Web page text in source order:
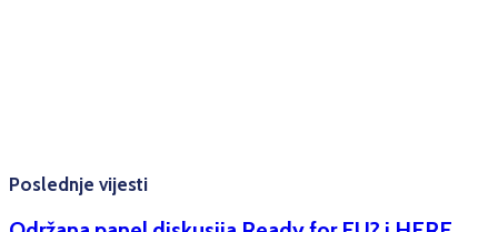
Poslednje vijesti